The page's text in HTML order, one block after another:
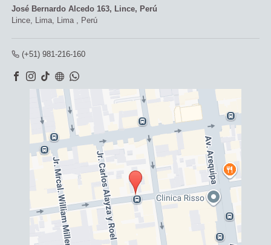
José Bernardo Alcedo 163, Lince, Perú
Lince, Lima, Lima , Perú
(+51) 981-216-160